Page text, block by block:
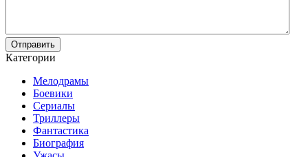
Отправить
Категории
Мелодрамы
Боевики
Сериалы
Триллеры
Фантастика
Биография